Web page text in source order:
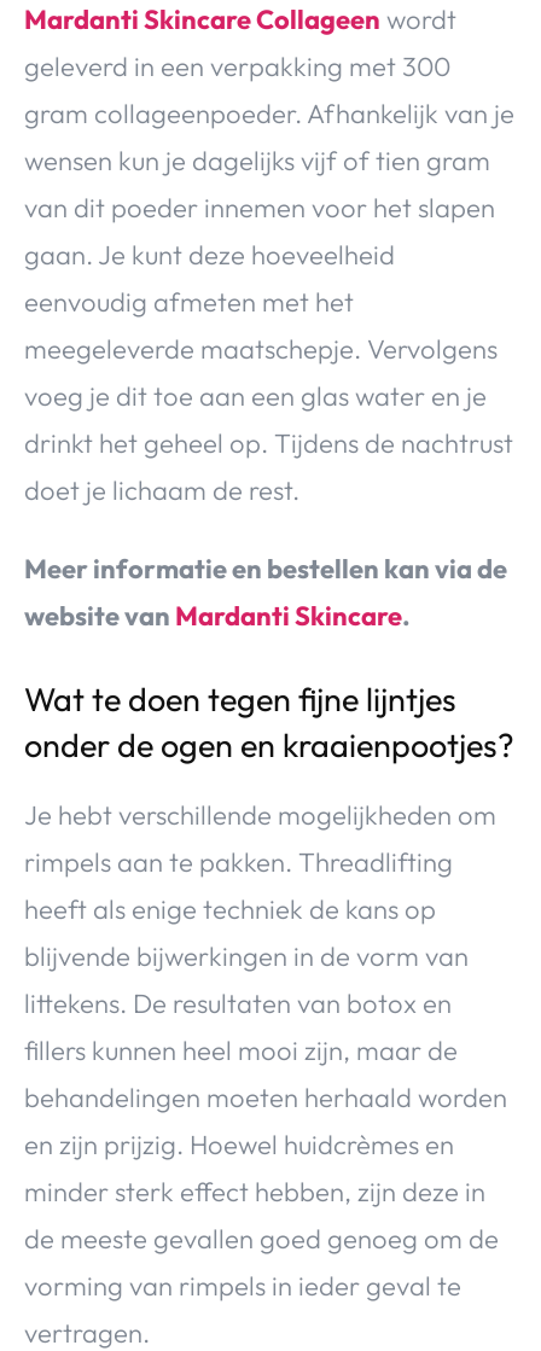
Mardanti Skincare Collageen wordt
geleverd in een verpakking met 300
gram collageenpoeder. Afhankelijk van je
wensen kun je dagelijks vijf of tien gram
van dit poeder innemen voor het slapen
gaan. Je kunt deze hoeveelheid
eenvoudig afmeten met het
meegeleverde maatschepje. Vervolgens
voeg je dit toe aan een glas water en je
drinkt het geheel op. Tijdens de nachtrust
doet je lichaam de rest.
Meer informatie en bestellen kan via de
website van Mardanti Skincare.
Wat te doen tegen fijne lijntjes
onder de ogen en kraaienpootjes?
Je hebt verschillende mogelijkheden om
rimpels aan te pakken. Threadlifting
heeft als enige techniek de kans op
blijvende bijwerkingen in de vorm van
littekens. De resultaten van botox en
fillers kunnen heel mooi zijn, maar de
behandelingen moeten herhaald worden
en zijn prijzig. Hoewel huidcrèmes en
minder sterk effect hebben, zijn deze in
de meeste gevallen goed genoeg om de
vorming van rimpels in ieder geval te
vertragen.